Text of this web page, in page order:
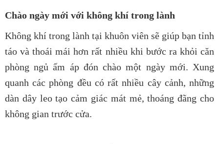
Chào ngày mới với không khí trong lành
Không khí trong lành tại khuôn viên sẽ giúp bạn tỉnh
táo và thoái mái hơn rất nhiều khi bước ra khỏi căn
phòng ngủ ấm áp đón chào một ngày mới. Xung
quanh các phòng đều có rất nhiều cây cảnh, những
dàn dây leo tạo cảm giác mát mẻ, thoáng đãng cho
không gian trước cửa.